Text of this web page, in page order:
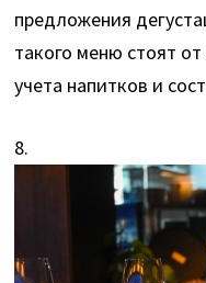
предложения
такого меню стоят
учета напитков и
8.